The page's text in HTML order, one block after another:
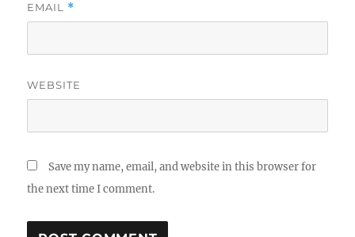
EMAIL *
WEBSITE
Save my name, email, and website in this browser for
the next time I comment.